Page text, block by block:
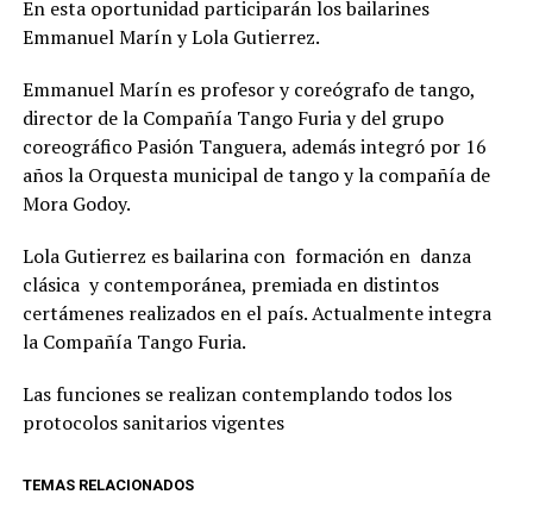
En esta oportunidad participarán los bailarines
Emmanuel Marín y Lola Gutierrez.
Emmanuel Marín es profesor y coreógrafo de tango,
director de la Compañía Tango Furia y del grupo
coreográfico Pasión Tanguera, además integró por 16
años la Orquesta municipal de tango y la compañía de
Mora Godoy.
Lola Gutierrez es bailarina con formación en danza
clásica y contemporánea, premiada en distintos
certámenes realizados en el país. Actualmente integra
la Compañía Tango Furia.
Las funciones se realizan contemplando todos los
protocolos sanitarios vigentes
TEMAS RELACIONADOS